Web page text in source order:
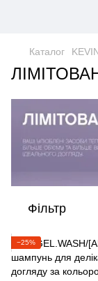
Каталог
Фільтр
−25%